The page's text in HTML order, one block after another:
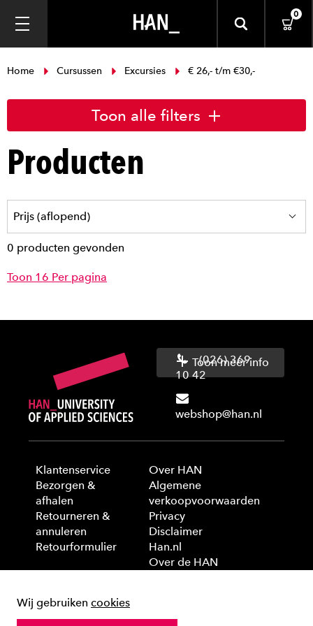
0
Home Cursussen Excursies € 26,- t/m €30,-
Toon alle filters
Producten
0 producten gevonden
Toon 16 Per pagina
(026) 369
10 42
webshop@han.nl
Toon meer info
Klantenservice
Bezorgen &
afhalen
Retourneren &
annuleren
Retourformulier
Over HAN
Algemene
verkoopvoorwaarden
Privacy
Disclaimer
Han.nl
Over de HAN
© 2025 HAN University of Applied Sciences
Wij gebruiken cookies